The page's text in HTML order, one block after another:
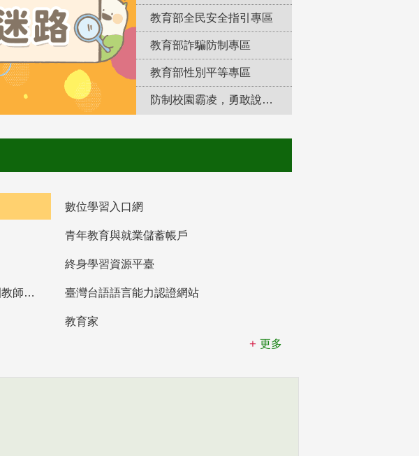
教育部全民安全指引專區
教育部詐騙防制專區
教育部性別平等專區
防制校園霸凌，勇敢說出來！
數位學習入口網
青年教育與就業儲蓄帳戶
終身學習資源平臺
教育部高中等以下學校及幼兒園教師資格檢定考試 臺灣台語語言能力認證網站
教育家
更多